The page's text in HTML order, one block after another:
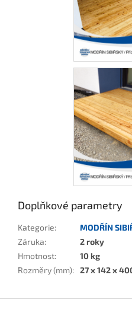
Doplňkové parametry
Kategorie:
MODŘÍN
Záruka:
2 roky
Hmotnost:
10 kg
Rozměry (mm): 27 x 142 x